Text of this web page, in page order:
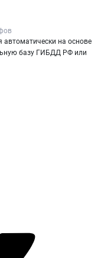
на основе
базу ГИБДД РФ или